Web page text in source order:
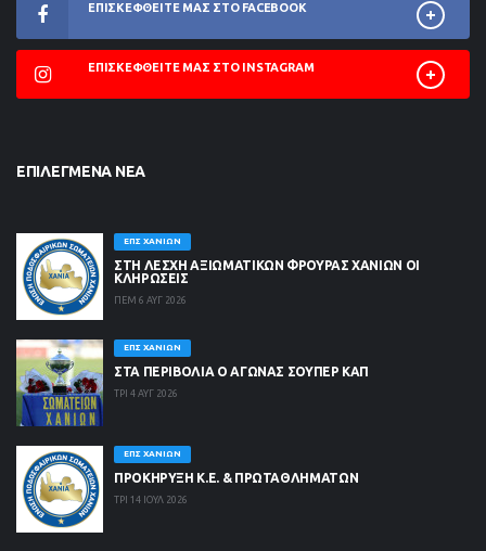
ΕΠΙΣΚΕΦΘΕΊΤΕ ΜΑΣ ΣΤΟ FACEBOOK
ΕΠΙΣΚΕΦΘΕΊΤΕ ΜΑΣ ΣΤΟ INSTAGRAM
ΕΠΙΛΕΓΜΈΝΑ ΝΈΑ
ΕΠΣ ΧΑΝΊΩΝ
ΣΤΗ ΛΈΣΧΗ ΑΞΙΩΜΑΤΙΚΏΝ ΦΡΟΥΡΆΣ ΧΑΝΊΩΝ ΟΙ
ΚΛΗΡΏΣΕΙΣ
ΠΕΜ 6 ΑΥΓ 2026
ΕΠΣ ΧΑΝΊΩΝ
ΣΤΑ ΠΕΡΙΒΟΛΙΑ Ο ΑΓΩΝΑΣ ΣΟΥΠΕΡ ΚΑΠ
ΤΡΙ 4 ΑΥΓ 2026
ΕΠΣ ΧΑΝΊΩΝ
ΠΡΟΚΗΡΥΞΗ Κ.Ε. & ΠΡΩΤΑΘΛΗΜΑΤΩΝ
ΤΡΙ 14 ΙΟΥΛ 2026